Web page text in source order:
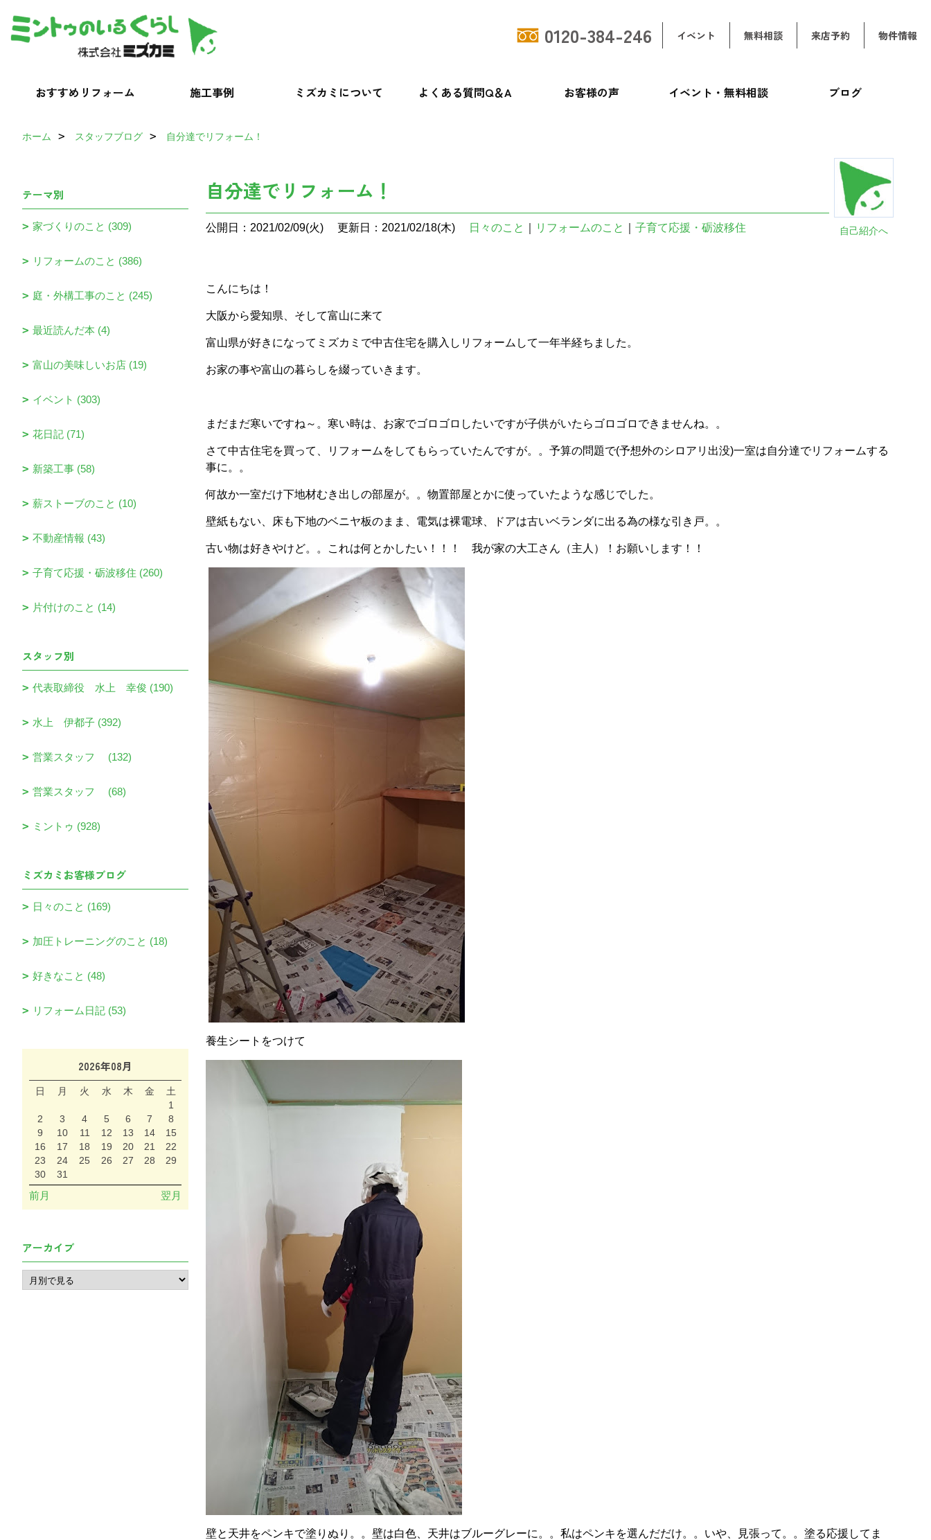
0120-384-246 イベント 無料相談 来店予約 物件情報
おすすめリフォーム 施工事例 ミズカミについて よくある質問Q＆A お客様の声 イベント・無料相談 ブログ
ホーム スタッフブログ 自分達でリフォーム！
自己紹介へ
自分達でリフォーム！
公開日：2021/02/09(火) 更新日：2021/02/18(木) 日々のこと リフォームのこと 子育て応援・砺波移住
こんにちは！
大阪から愛知県、そして富山に来て
富山県が好きになってミズカミで中古住宅を購入しリフォームして一年半経ちました。
お家の事や富山の暮らしを綴っていきます。
まだまだ寒いですね～。寒い時は、お家でゴロゴロしたいですが子供がいたらゴロゴロできませんね。。
さて中古住宅を買って、リフォームをしてもらっていたんですが。。予算の問題で(予想外のシロアリ出没)一室は自分達でリフォームする
事に。。
何故か一室だけ下地材むき出しの部屋が。。物置部屋とかに使っていたような感じでした。
壁紙もない、床も下地のベニヤ板のまま、電気は裸電球、ドアは古いベランダに出る為の様な引き戸。。
古い物は好きやけど。。これは何とかしたい！！！ 我が家の大工さん（主人）！お願いします！！
養生シートをつけて
壁と天井をペンキで塗りぬり。。壁は白色、天井はブルーグレーに。。私はペンキを選んだだけ。。いや、見張って。。塗る応援してま
テーマ別
家づくりのこと (309)
リフォームのこと (386)
庭・外構工事のこと (245)
最近読んだ本 (4)
富山の美味しいお店 (19)
イベント (303)
花日記 (71)
新築工事 (58)
薪ストーブのこと (10)
不動産情報 (43)
子育て応援・砺波移住 (260)
片付けのこと (14)
スタッフ別
代表取締役 水上 幸俊 (190)
水上 伊都子 (392)
営業スタッフ (132)
営業スタッフ (68)
ミントゥ (928)
ミズカミお客様ブログ
日々のこと (169)
加圧トレーニングのこと (18)
好きなこと (48)
リフォーム日記 (53)
2026年08月
日 月 火 水 木 金
土
1
2
3 4 5 6 7
8
9
10 11 12 13 14
15
16
17 18 19 20 21
22
23
24 25 26 27 28
29
30
31
前月 翌月
アーカイブ